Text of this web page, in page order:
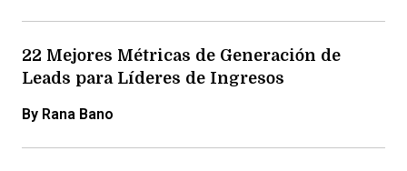
22 Mejores Métricas de Generación de
Leads para Líderes de Ingresos
By Rana Bano